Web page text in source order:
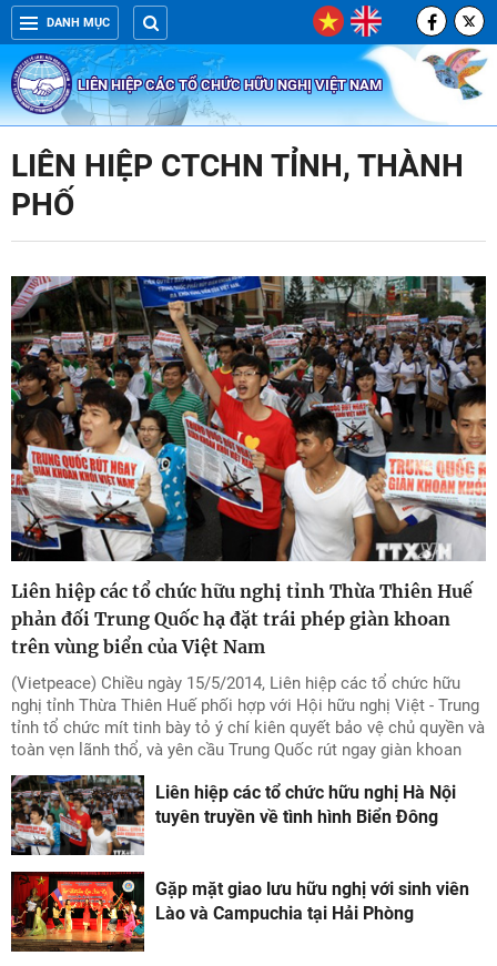
DANH MỤC
LIÊN HIỆP CÁC TỔ CHỨC HỮU NGHỊ VIỆT NAM
LIÊN HIỆP CTCHN TỈNH, THÀNH
PHỐ
Liên hiệp các tổ chức hữu nghị tỉnh Thừa Thiên Huế
phản đối Trung Quốc hạ đặt trái phép giàn khoan
trên vùng biển của Việt Nam
(Vietpeace) Chiều ngày 15/5/2014, Liên hiệp các tổ chức hữu
nghị tỉnh Thừa Thiên Huế phối hợp với Hội hữu nghị Việt - Trung
tỉnh tổ chức mít tinh bày tỏ ý chí kiên quyết bảo vệ chủ quyền và
toàn vẹn lãnh thổ, và yên cầu Trung Quốc rút ngay giàn khoan
Hải Dương 981 hạ đặt trái phép trong vùng biển đặc quyền kinh
tế của Việt Nam.
Liên hiệp các tổ chức hữu nghị Hà Nội
tuyên truyền về tình hình Biển Đông
Gặp mặt giao lưu hữu nghị với sinh viên
Lào và Campuchia tại Hải Phòng